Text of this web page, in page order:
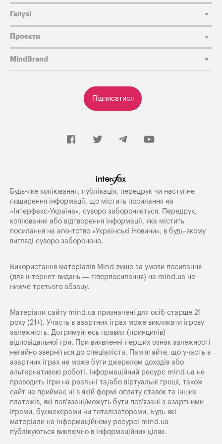
Підписатися
Галузі
Проєкти
MindBrand
Будь-яке копiювання, публiкацiя, передрук чи наступне
поширення iнформацiї, що мiстить посилання на
«Iнтерфакс-Україна», суворо забороняється. Передрук,
копіювання або відтворення інформації, яка містить
посилання на агентство «Українські Новини», в будь-якому
вигляді суворо заборонено.
Використання матеріалів Mind лише за умови посилання
(для інтернет-видань — гіперпосилання) на mind.ua не
нижче третього абзацу.
Матеріали сайту mind.ua призначені для осіб старше 21
року (21+). Участь в азартних іграх може викликати ігрову
залежність. Дотримуйтесь правил (принципів)
відповідальної гри. При виявленні перших ознак залежності
негайно зверніться до спеціаліста. Пам'ятайте, що участь в
азартних іграх не може бути джерелом доходів або
альтернативою роботі. Інформаційний ресурс mind.ua не
проводить ігри на реальні та/або віртуальні гроші, також
сайт не приймає ні в якій формі оплату ставок та інших
платежів, які пов’язані/можуть бути пов’язані з азартними
іграми, букмекерами чи тоталізаторами. Будь-які
матеріали на інформаційному ресурсі mind.ua
публікуються виключно в інформаційних цілях.